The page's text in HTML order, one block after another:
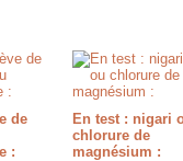
de
:
En test : nigari
chlorure de
magnésium :